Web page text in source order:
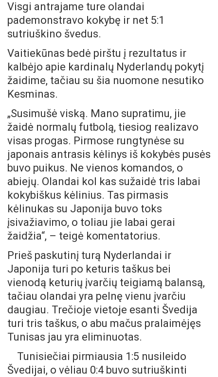
Visgi antrajame ture olandai
pademonstravo kokybę ir net 5:1
sutriuškino švedus.
Vaitiekūnas bedė pirštu į rezultatus ir
kalbėjo apie kardinalų Nyderlandų pokytį
žaidime, tačiau su šia nuomone nesutiko
Kesminas.
„Susimušė viską. Mano supratimu, jie
žaidė normalų futbolą, tiesiog realizavo
visas progas. Pirmose rungtynėse su
japonais antrasis kėlinys iš kokybės pusės
buvo puikus. Ne vienos komandos, o
abiejų. Olandai kol kas sužaidė tris labai
kokybiškus kėlinius. Tas pirmasis
kėlinukas su Japonija buvo toks
įsivažiavimo, o toliau jie labai gerai
žaidžia“, – teigė komentatorius.
Prieš paskutinį turą Nyderlandai ir
Japonija turi po keturis taškus bei
vienodą keturių įvarčių teigiamą balansą,
tačiau olandai yra pelnę vienu įvarčiu
daugiau. Trečioje vietoje esanti Švedija
turi tris taškus, o abu mačus pralaimėjęs
Tunisas jau yra eliminuotas.
Tunisiečiai pirmiausia 1:5 nusileido
Švedijai, o vėliau 0:4 buvo sutriuškinti